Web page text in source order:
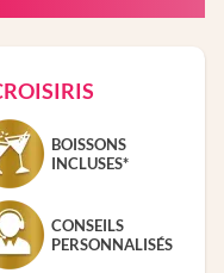
BOISSONS
INCLUSES*
CONSEILS
PERSONNALISÉS